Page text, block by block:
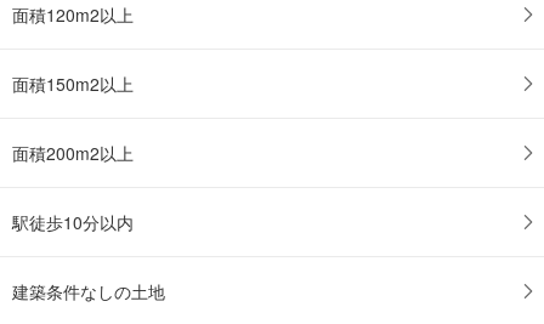
イ
ー
保
す
る
面積120m2以上
面積150m2以上
面積200m2以上
駅徒歩10分以内
建築条件なしの土地